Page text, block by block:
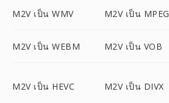
M2V เป็น WMV M2V เป็น MPEG
M2V เป็น WEBM M2V เป็น VOB
M2V เป็น HEVC M2V เป็น DIVX